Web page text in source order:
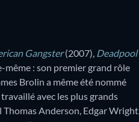
Gangster(2007), Deadpool
: son premier grand rôle
Brolin a même été nommé
avec les plus grands
Anderson, Edgar Wright,